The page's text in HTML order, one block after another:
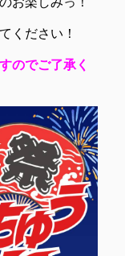
ください！
のでご了承く